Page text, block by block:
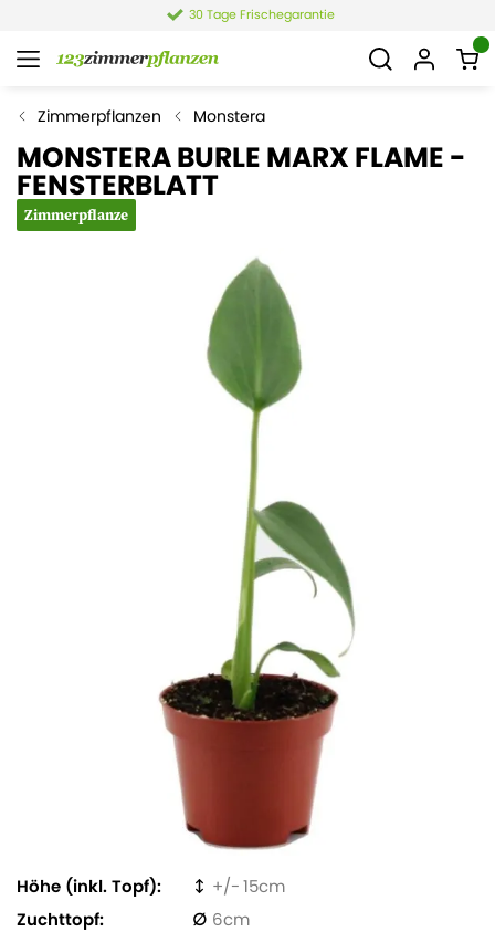
30 Tage Frischegarantie
Zimmerpflanzen Monstera
MONSTERA BURLE MARX FLAME -
FENSTERBLATT
Zimmerpflanze
Höhe (inkl. Topf)
15
Zuchttopf
6